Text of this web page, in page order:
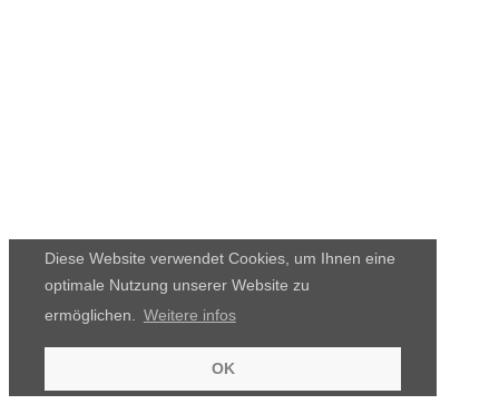
Diese Website verwendet Cookies, um Ihnen eine
optimale Nutzung unserer Website zu
ermöglichen.
Weitere infos
OK